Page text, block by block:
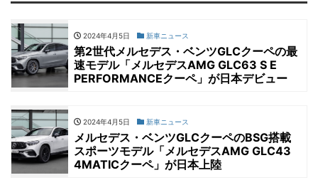
2024年4月5日 新車ニュース
第2世代メルセデス・ベンツGLCクーペの最
速モデル「メルセデスAMG GLC63 S E
PERFORMANCEクーペ」が日本デビュー
2024年4月5日 新車ニュース
メルセデス・ベンツGLCクーペのBSG搭載
スポーツモデル「メルセデスAMG GLC43
4MATICクーペ」が日本上陸